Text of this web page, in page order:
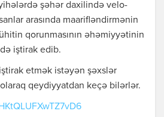
şəhər daxilində velo-
arasında maarifləndirmənin
qorunmasının əhəmiyyətinin
iştirak edib.
etmək istəyən şəxslər
olaraq qeydiyyatdan keçə bilərlər.